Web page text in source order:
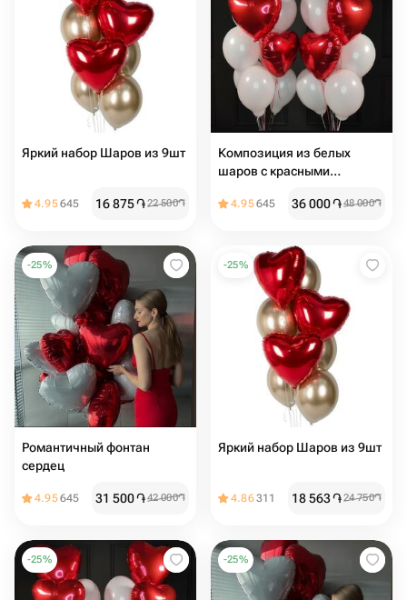
Яркий набор Шаров из 9шт
4.95645 16 875֏22 500֏
Композиция из белых
шаров с красными
4.95645 36 000֏48 000֏
-25%
Романтичный фонтан
сердец
4.95645 31 500֏42 000֏
-25%
Яркий набор Шаров из 9шт
4.86311 18 563֏24 750֏
-25% -25%